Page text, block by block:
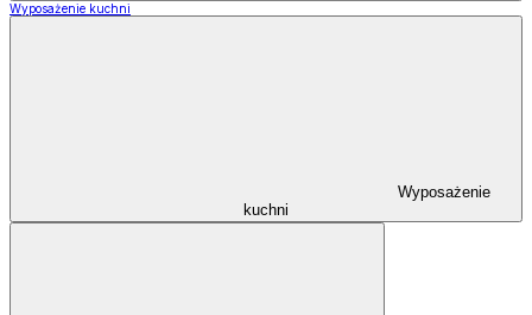
Wyposażenie kuchni
Wyposażenie
kuchni